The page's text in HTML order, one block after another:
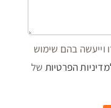
וייעשה בהם שימוש
הפרטיות של